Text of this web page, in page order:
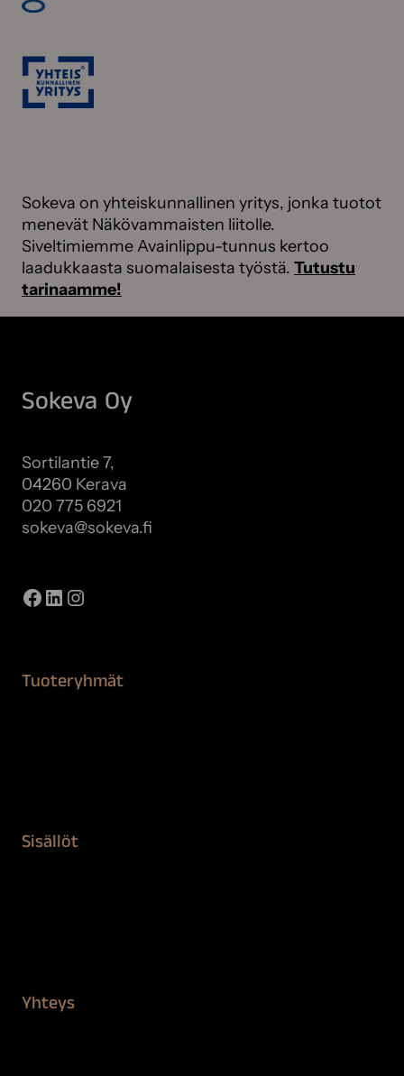
Sokeva on yhteiskunnallinen yritys, jonka tuotot
menevät Näkövammaisten liitolle.
Siveltimiemme Avainlippu-tunnus kertoo
laadukkaasta suomalaisesta työstä. Tutustu
tarinaamme!
Sokeva Oy
Sortilantie 7,
04260 Kerava
020 775 6921
sokeva@sokeva.fi
Facebook
LinkedIn
Instagram
Tuoteryhmät
Sisällöt
Yhteys